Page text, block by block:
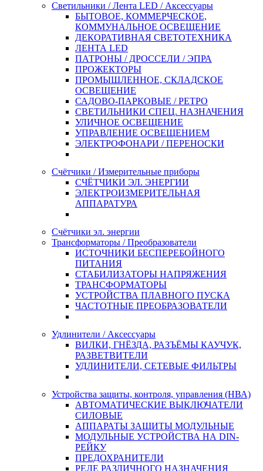
Светильники / Лента LED / Аксессуары
БЫТОВОЕ, КОММЕРЧЕСКОЕ,
КОММУНАЛЬНОЕ ОСВЕЩЕНИЕ
ДЕКОРАТИВНАЯ СВЕТОТЕХНИКА
ЛЕНТА LED
ПАТРОНЫ / ДРОССЕЛИ / ЭПРА
ПРОЖЕКТОРЫ
ПРОМЫШЛЕННОЕ, СКЛАДСКОЕ
ОСВЕЩЕНИЕ
САДОВО-ПАРКОВЫЕ / РЕТРО
СВЕТИЛЬНИКИ СПЕЦ. НАЗНАЧЕНИЯ
УЛИЧНОЕ ОСВЕЩЕНИЕ
УПРАВЛЕНИЕ ОСВЕЩЕНИЕМ
ЭЛЕКТРОФОНАРИ / ПЕРЕНОСКИ
Счётчики / Измерительные приборы
СЧЁТЧИКИ ЭЛ. ЭНЕРГИИ
ЭЛЕКТРОИЗМЕРИТЕЛЬНАЯ
АППАРАТУРА
Счётчики эл. энергии
Трансформаторы / Преобразователи
ИСТОЧНИКИ БЕСПЕРЕБОЙНОГО
ПИТАНИЯ
СТАБИЛИЗАТОРЫ НАПРЯЖЕНИЯ
ТРАНСФОРМАТОРЫ
УСТРОЙСТВА ПЛАВНОГО ПУСКА
ЧАСТОТНЫЕ ПРЕОБРАЗОВАТЕЛИ
Удлинители / Аксессуары
ВИЛКИ, ГНЁЗДА, РАЗЪЁМЫ КАУЧУК,
РАЗВЕТВИТЕЛИ
УДЛИНИТЕЛИ, СЕТЕВЫЕ ФИЛЬТРЫ
Устройства защиты, контроля, управления (НВА)
АВТОМАТИЧЕСКИЕ ВЫКЛЮЧАТЕЛИ
СИЛОВЫЕ
АППАРАТЫ ЗАЩИТЫ МОДУЛЬНЫЕ
МОДУЛЬНЫЕ УСТРОЙСТВА НА DIN-
РЕЙКУ
ПРЕДОХРАНИТЕЛИ
РЕЛЕ РАЗЛИЧНОГО НАЗНАЧЕНИЯ